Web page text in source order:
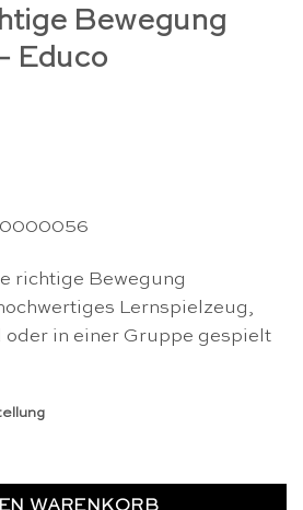
Bewegung
Educo
richtige Bewegung
Lernspielzeug,
oder in einer Gruppe gespielt
WARENKORB